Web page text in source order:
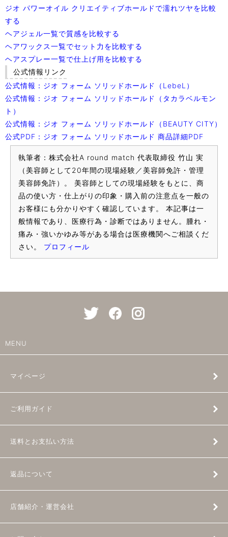
ジオ パワーオイル クリエイティブホールドで濡れツヤを比較
する
ヘアジェル一覧で質感を比較する
ヘアワックス一覧でセット力を比較する
ヘアスプレー一覧で仕上げ用を比較する
公式情報リンク
公式情報：ジオ フォーム ソリッドホールド（LebeL）
公式情報：ジオ フォーム ソリッドホールド（タカラベルモン
ト）
公式情報：ジオ フォーム ソリッドホールド（BEAUTY CITY）
公式PDF：ジオ フォーム ソリッドホールド 商品詳細PDF
執筆者：株式会社A round match 代表取締役 竹山 実
（美容師として20年間の現場経験／美容師免許・管理
美容師免許）。 美容師としての現場経験をもとに、商
品の使い方・仕上がりの印象・購入前の注意点を一般の
お客様にも分かりやすく確認しています。 本記事は一
般情報であり、医療行為・診断ではありません。腫れ・
痛み・強いかゆみ等がある場合は医療機関へご相談くだ
さい。 プロフィール
MENU
マイページ
ご利用ガイド
送料とお支払い方法
返品について
店舗紹介・運営会社